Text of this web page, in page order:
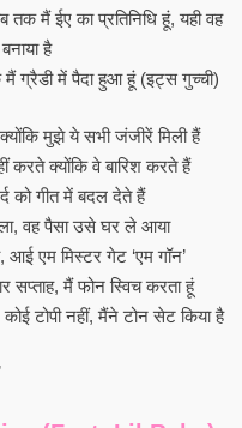
मैं ईए का प्रतिनिधि हूं, यही वह
है
ग्रैडी में पैदा हुआ हूं (इट्स गुच्ची)
क्योंकि मुझे ये सभी जंजीरें मिली हैं
करते क्योंकि वे बारिश करते हैं
को गीत में बदल देते हैं
वह पैसा उसे घर ले आया
एम मिस्टर गेट ‘एम गॉन’
सप्ताह, मैं फोन स्विच करता हूं
टोपी नहीं, मैंने टोन सेट किया है